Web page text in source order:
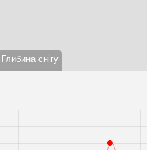
Глибина снігу